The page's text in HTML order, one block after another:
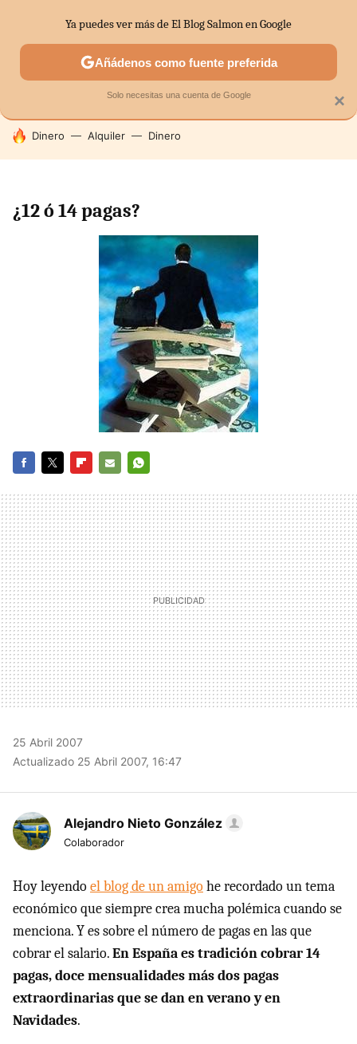
SECTORES ECONOMÍA DOMÉSTICA MERCADOS
HOY SE HABLA DE
Dinero Alquiler Dinero
¿12 ó 14 pagas?
MAIL
25 Abril 2007
Actualizado 25 Abril 2007, 16:47
Alejandro Nieto González
Colaborador
Hoy leyendoel blog de un amigohe recordado un tema
económico que siempre crea mucha polémica cuando se
menciona. Y es sobre el número de pagas en las que
cobrar el salario.En España es tradición cobrar 14
pagas, doce mensualidades más dos pagas
extraordinarias que se dan en verano y en
Navidades.
×
Ya puedes ver más de El Blog Salmon en Google
Añádenos como fuente preferida
Solo necesitas una cuenta de Google